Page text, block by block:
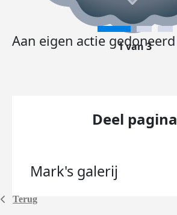
Terug
Aan eigen actie gedoneerd
1 van 3
Deel pagina
Mark's galerij